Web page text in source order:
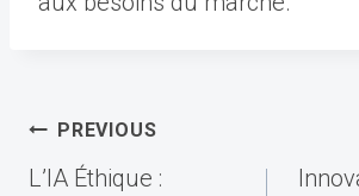
Post
navigation
PREVIOUS
L’IA Éthique :